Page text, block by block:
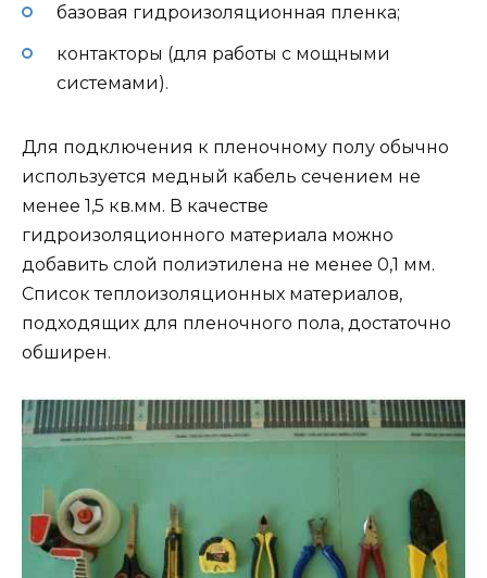
базовая гидроизоляционная пленка;
контакторы (для работы с мощными
системами).
Для подключения к пленочному полу обычно
используется медный кабель сечением не
менее 1,5 кв.мм. В качестве
гидроизоляционного материала можно
добавить слой полиэтилена не менее 0,1 мм.
Список теплоизоляционных материалов,
подходящих для пленочного пола, достаточно
обширен.